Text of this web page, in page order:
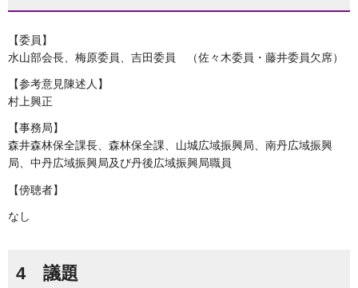
【委員】
水山部会長、梅原委員、吉田委員 （佐々木委員・藤井委員欠席）
【参考意見陳述人】
村上興正
【事務局】
森井森林保全課長、森林保全課、山城広域振興局、南丹広域振興
局、中丹広域振興局及び丹後広域振興局職員
【傍聴者】
なし
4 議題